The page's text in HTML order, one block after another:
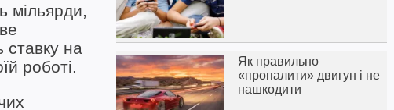
мільярди,
ставку на
роботі.
Як правильно
«пропалити» двигун і не
нашкодити